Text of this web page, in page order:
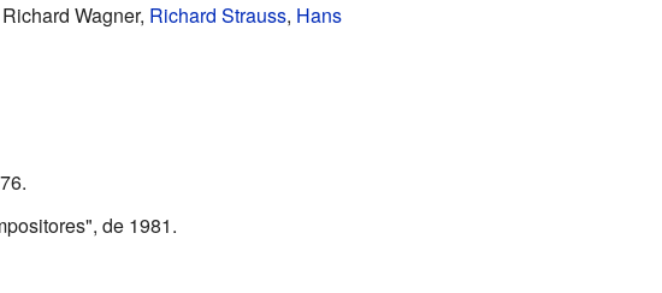
Wagner, Richard Strauss, Hans
de 1981.